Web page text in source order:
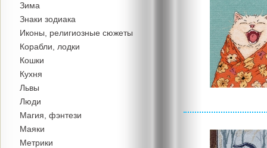
Зима
Знаки зодиака
Иконы, религиозные сюжеты
Корабли, лодки
Кошки
Кухня
Львы
Люди
Магия, фэнтези
Маяки
Метрики